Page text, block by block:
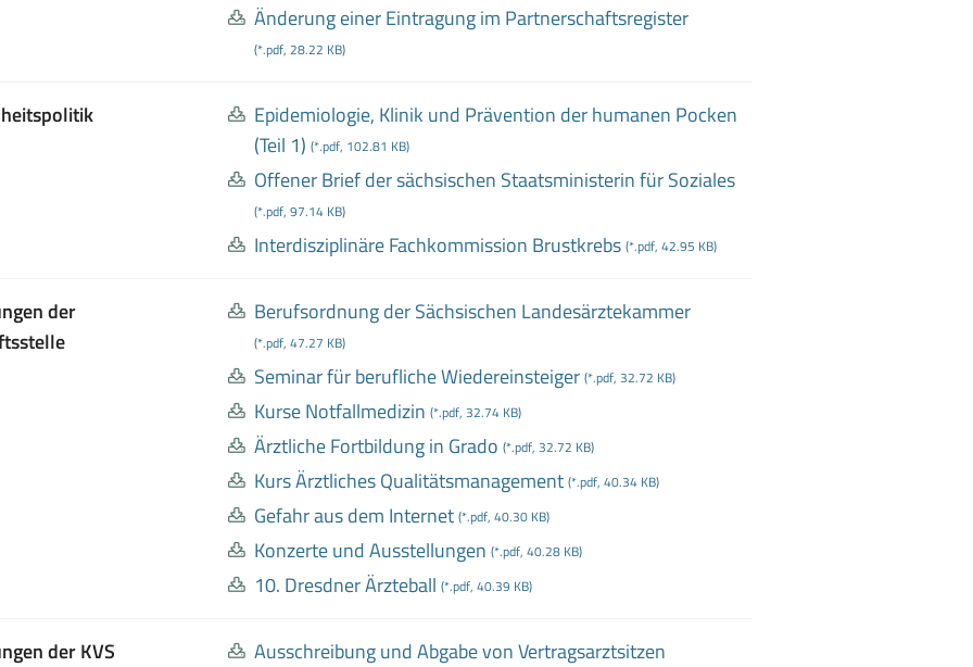
Änderung einer Eintragung im Partnerschaftsregister
(*.pdf, 28.22 KB)
Epidemiologie, Klinik und Prävention der humanen Pocken
(Teil 1) (*.pdf, 102.81 KB)
Offener Brief der sächsischen Staatsministerin für Soziales
(*.pdf, 97.14 KB)
Interdisziplinäre Fachkommission Brustkrebs (*.pdf, 42.95 KB)
der
Berufsordnung der Sächsischen Landesärztekammer
(*.pdf, 47.27 KB)
Seminar für berufliche Wiedereinsteiger (*.pdf, 32.72 KB)
Kurse Notfallmedizin (*.pdf, 32.74 KB)
Ärztliche Fortbildung in Grado (*.pdf, 32.72 KB)
Kurs Ärztliches Qualitätsmanagement (*.pdf, 40.34 KB)
Gefahr aus dem Internet (*.pdf, 40.30 KB)
Konzerte und Ausstellungen (*.pdf, 40.28 KB)
10. Dresdner Ärzteball (*.pdf, 40.39 KB)
der KVS Ausschreibung und Abgabe von Vertragsarztsitzen